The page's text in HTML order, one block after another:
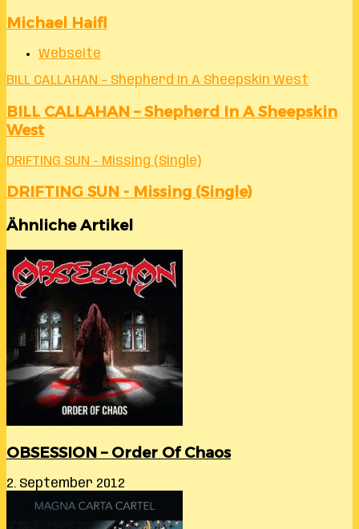
Michael Haifl
Webseite
BILL CALLAHAN – Shepherd In A Sheepskin West
BILL CALLAHAN – Shepherd In A Sheepskin
West
DRIFTING SUN - Missing (Single)
DRIFTING SUN - Missing (Single)
Ähnliche Artikel
OBSESSION – Order Of Chaos
2. September 2012